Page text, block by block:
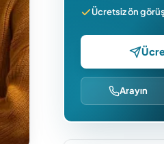
Ücretsiz ön
Arayın